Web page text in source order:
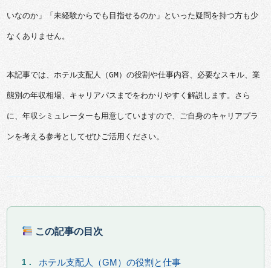
いなのか」「未経験からでも目指せるのか」といった疑問を持つ方も少
なくありません。
本記事では、ホテル支配人（GM）の役割や仕事内容、必要なスキル、業
態別の年収相場、キャリアパスまでをわかりやすく解説します。さら
に、年収シミュレーターも用意していますので、ご自身のキャリアプラ
ンを考える参考としてぜひご活用ください。
この記事の目次
1． ホテル支配人（GM）の役割と仕事